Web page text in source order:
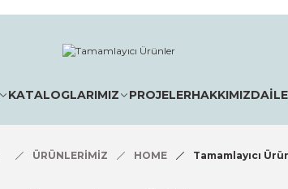
KATALOGLARIMIZ PROJELERHAKKIMIZDA
ÜRÜNLERİMİZ HOME Tamamlayıcı